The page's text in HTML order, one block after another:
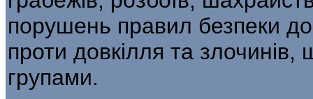
порушень правил безпеки
проти довкілля та
групами.